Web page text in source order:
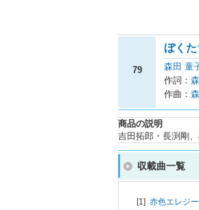
79
ぼく
森田 童
作詞：
作曲：
商品の説明
吉田拓郎・長渕剛
収載曲一覧
[1] 赤色エレジ